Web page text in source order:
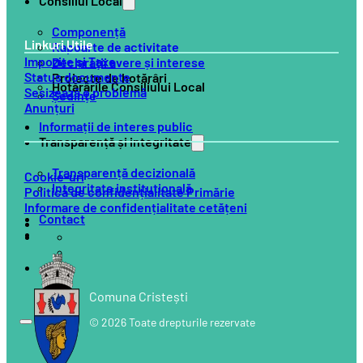
Componență
Rapoarte de activitate
Declarații avere și interese
Proiecte de hotărâri
Hotărârile Consiliului Local
Ședințe
Informații de interes public
Transparență și integritate
Transparență decizională
Integritate instituțională
Contact
Linkuri Utile
Impozite și Taxe
Status documente
Sesizează o problemă
Anunțuri
Comuna Cristești
© 2026 Toate drepturile rezervate
Cookie-uri
Politică de confidențialitate Primărie
Informare de confidențialitate cetățeni